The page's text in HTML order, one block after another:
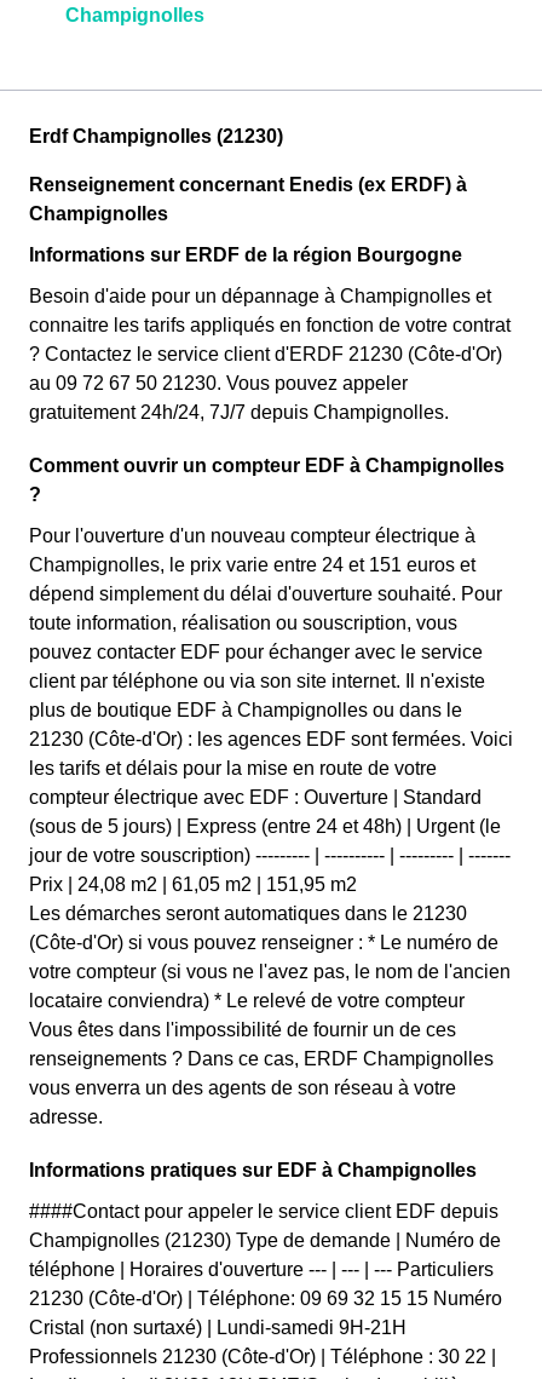
Champignolles
Erdf Champignolles (21230)
Renseignement concernant Enedis (ex ERDF) à
Champignolles
Informations sur ERDF de la région Bourgogne
Besoin d'aide pour un dépannage à Champignolles et
connaitre les tarifs appliqués en fonction de votre contrat
? Contactez le service client d'ERDF 21230 (Côte-d'Or)
au 09 72 67 50 21230. Vous pouvez appeler
gratuitement 24h/24, 7J/7 depuis Champignolles.
Comment ouvrir un compteur EDF à Champignolles
?
Pour l'ouverture d'un nouveau compteur électrique à
Champignolles, le prix varie entre 24 et 151 euros et
dépend simplement du délai d'ouverture souhaité. Pour
toute information, réalisation ou souscription, vous
pouvez contacter EDF pour échanger avec le service
client par téléphone ou via son site internet. Il n'existe
plus de boutique EDF à Champignolles ou dans le
21230 (Côte-d'Or) : les agences EDF sont fermées. Voici
les tarifs et délais pour la mise en route de votre
compteur électrique avec EDF : Ouverture | Standard
(sous de 5 jours) | Express (entre 24 et 48h) | Urgent (le
jour de votre souscription) --------- | ---------- | --------- | -------
Prix | 24,08 m2 | 61,05 m2 | 151,95 m2
Les démarches seront automatiques dans le 21230
(Côte-d'Or) si vous pouvez renseigner : * Le numéro de
votre compteur (si vous ne l'avez pas, le nom de l'ancien
locataire conviendra) * Le relevé de votre compteur
Vous êtes dans l'impossibilité de fournir un de ces
renseignements ? Dans ce cas, ERDF Champignolles
vous enverra un des agents de son réseau à votre
adresse.
Informations pratiques sur EDF à Champignolles
####Contact pour appeler le service client EDF depuis
Champignolles (21230) Type de demande | Numéro de
téléphone | Horaires d'ouverture --- | --- | --- Particuliers
21230 (Côte-d'Or) | Téléphone: 09 69 32 15 15 Numéro
Cristal (non surtaxé) | Lundi-samedi 9H-21H
Professionnels 21230 (Côte-d'Or) | Téléphone : 30 22 |